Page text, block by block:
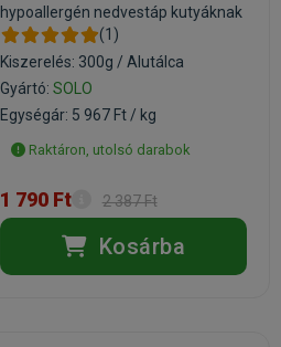
hypoallergén nedvestáp kutyáknak
(1)
Kiszerelés: 300g / Alutálca
Gyártó: SOLO
Egységár: 5 967 Ft / kg
Raktáron, utolsó darabok
1 790 Ft 2 387 Ft
Kosárba